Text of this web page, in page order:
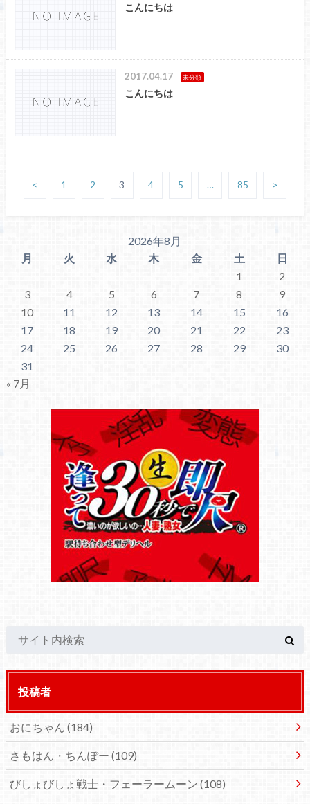
こんにちは
2017.04.17 未分類
こんにちは
< 1 2 3 4 5 … 85 >
2026年8月
月
火 水 木 金 土
日
1
2
3
4 5 6 7 8
9
10
11 12 13 14 15
16
17
18 19 20 21 22
23
24
25 26 27 28 29
30
31
« 7月
投稿者
おにちゃん (184)
さもはん・ちんぽー (109)
びしょびしょ戦士・フェーラームーン (108)